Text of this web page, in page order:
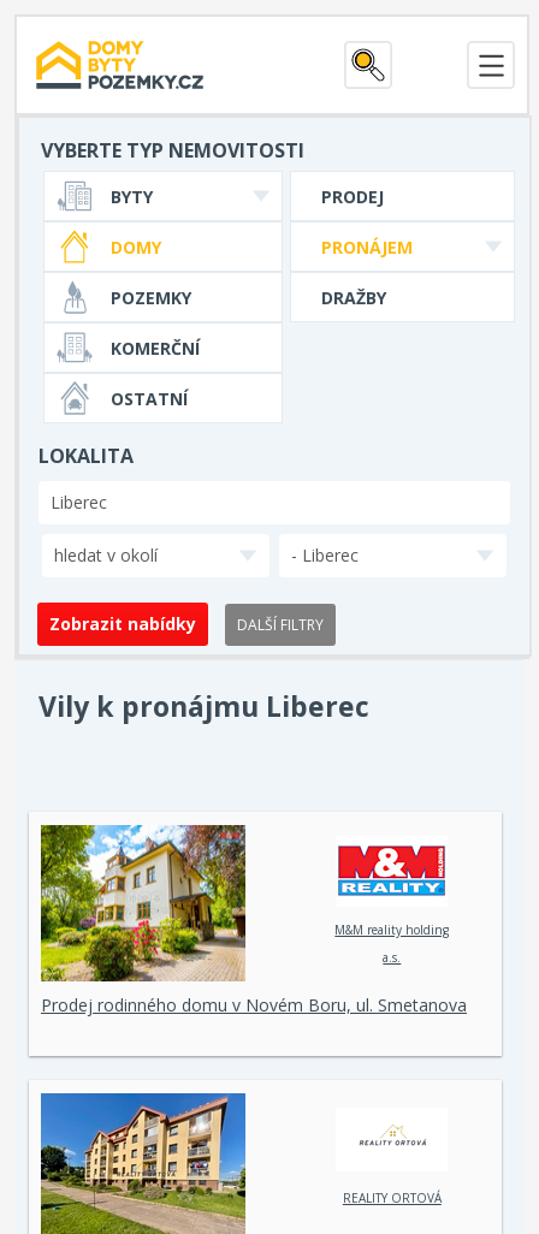
VYBERTE TYP NEMOVITOSTI
PRODEJ
PRONÁJEM
DRAŽBY
BYTY
DOMY
POZEMKY
KOMERČNÍ
OSTATNÍ
LOKALITA
hledat v okolí - Liberec
DALŠÍ FILTRY
Vily k pronájmu Liberec
M&M reality holding
a.s.
Prodej rodinného domu v Novém Boru, ul. Smetanova
REALITY ORTOVÁ